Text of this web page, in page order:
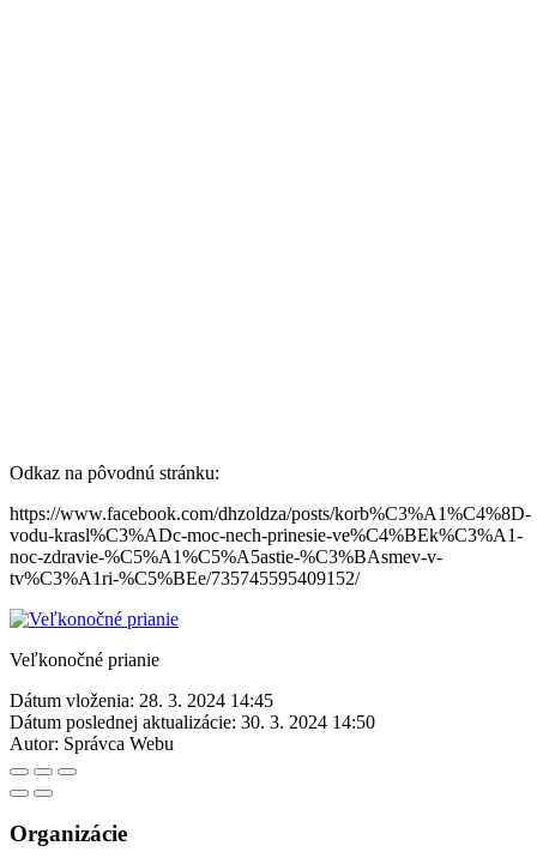
Odkaz na pôvodnú stránku:
https://www.facebook.com/dhzoldza/posts/korb%C3%A1%C4%8D-
vodu-krasl%C3%ADc-moc-nech-prinesie-ve%C4%BEk%C3%A1-
noc-zdravie-%C5%A1%C5%A5astie-%C3%BAsmev-v-
tv%C3%A1ri-%C5%BEe/735745595409152/
Veľkonočné prianie
Dátum vloženia: 28. 3. 2024 14:45
Dátum poslednej aktualizácie: 30. 3. 2024 14:50
Autor: Správca Webu
Organizácie